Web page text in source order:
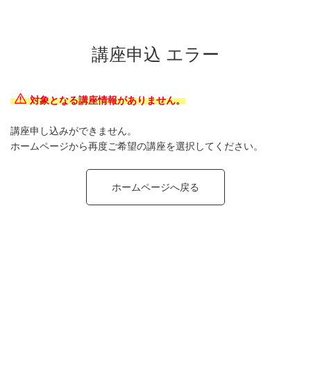
講座申込 エラー
対象となる講座情報がありません。
講座申し込みができません。
ホームページから再度ご希望の講座を選択してください。
ホームページへ戻る